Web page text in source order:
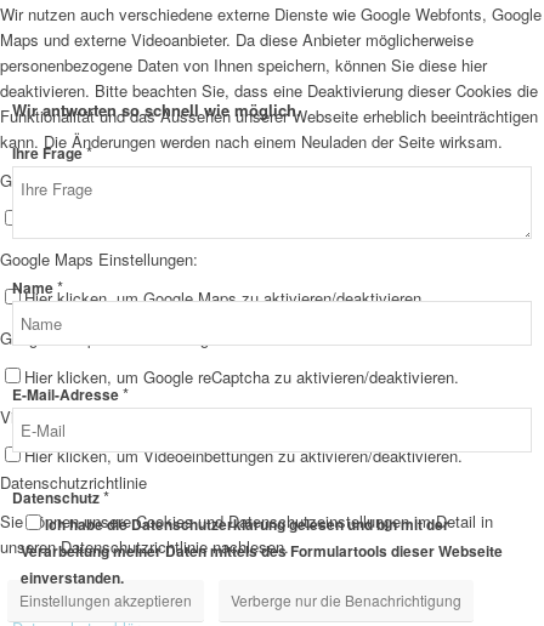
Wir nutzen auch verschiedene externe Dienste wie Google Webfonts, Google
Maps und externe Videoanbieter. Da diese Anbieter möglicherweise
personenbezogene Daten von Ihnen speichern, können Sie diese hier
deaktivieren. Bitte beachten Sie, dass eine Deaktivierung dieser Cookies die
Funktionalität und das Aussehen unserer Webseite erheblich beeinträchtigen
kann. Die Änderungen werden nach einem Neuladen der Seite wirksam.
Google Webfont Einstellungen:
Google Maps Einstellungen:
Hier klicken, um Google Maps zu aktivieren/deaktivieren.
Google reCaptcha Einstellungen:
Hier klicken, um Google reCaptcha zu aktivieren/deaktivieren.
Vimeo und YouTube Einstellungen:
Hier klicken, um Videoeinbettungen zu aktivieren/deaktivieren.
Datenschutzrichtlinie
Sie können unsere Cookies und Datenschutzeinstellungen im Detail in
unseren Datenschutzrichtlinie nachlesen.
Einstellungen akzeptieren Verberge nur die Benachrichtigung
Wir antworten so schnell wie möglich.
Ihre Frage*
Datenschutz
Mail-
Adresse
Name*
E-Mail-Adresse*
Datenschutz*
Ich habe die Datenschutzerklärung gelesen und bin mit der
Verarbeitung meiner Daten mittels des Formulartools dieser Webseite
einverstanden.